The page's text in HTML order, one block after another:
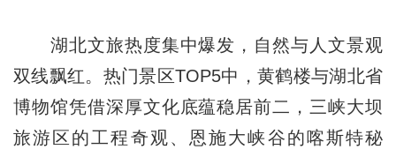
湖北文旅热度集中爆发，自然与人文景观
双线飘红。热门景区TOP5中，黄鹤楼与湖北省
博物馆凭借深厚文化底蕴稳居前二，三峡大坝
旅游区的工程奇观、恩施大峡谷的喀斯特秘